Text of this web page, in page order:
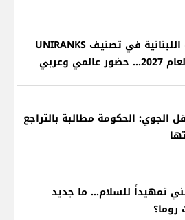
الجامعات اللبنانية في تصنيف UNIRANKS
وعربي
الجوي: الحكومة مطالبة بالتراجع
تمهيداً للسلام... ما جديد